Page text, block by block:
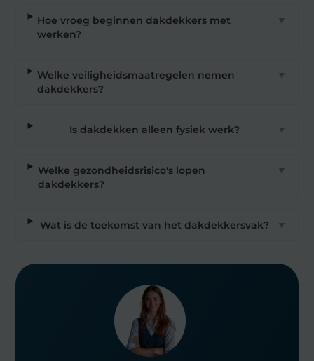
Hoe vroeg beginnen dakdekkers met
werken?
▼
Welke veiligheidsmaatregelen nemen
dakdekkers?
▼
Is dakdekken alleen fysiek werk? ▼
Welke gezondheidsrisico's lopen
dakdekkers?
▼
Wat is de toekomst van het dakdekkersvak? ▼